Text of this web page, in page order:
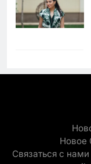
Новое
Связаться с